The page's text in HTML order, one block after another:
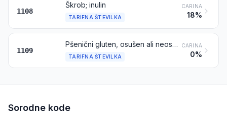
1108
Škrob; inulin
TARIFNA ŠTEVILKA
CARINA
18%
1109
Pšenični gluten, osušen ali neosušen
TARIFNA ŠTEVILKA
CARINA
0%
Sorodne kode